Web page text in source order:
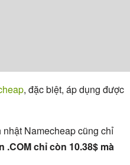
, đặc biệt, áp dụng được
nhật Namecheap cũng chỉ
.COM chỉ còn 10.38$ mà